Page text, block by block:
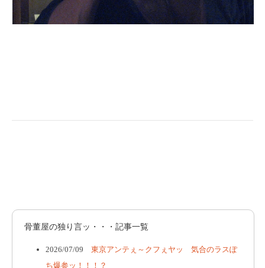
骨董屋の独り言ッ・・・記事一覧
2026/07/09 東京アンテぇ～クフぇヤッ 気合のラスぽ
ち爆参ッ！！！？